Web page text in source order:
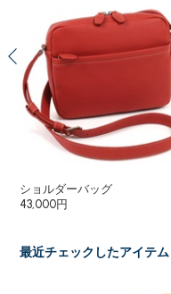
ショルダーバッグ
43,000円
最近チェックしたアイテム